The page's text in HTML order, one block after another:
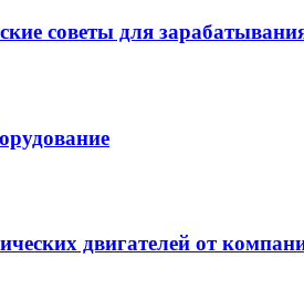
советы для
двигателей от